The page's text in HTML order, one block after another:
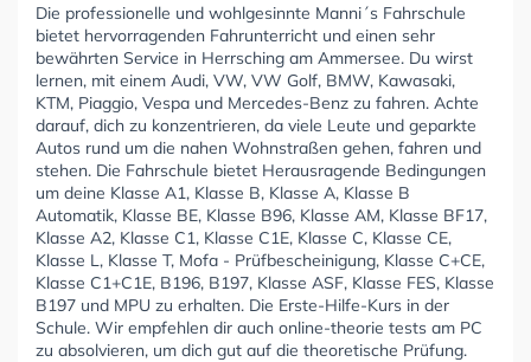
Die professionelle und wohlgesinnte Manni´s Fahrschule
bietet hervorragenden Fahrunterricht und einen sehr
bewährten Service in Herrsching am Ammersee. Du wirst
lernen, mit einem Audi, VW, VW Golf, BMW, Kawasaki,
KTM, Piaggio, Vespa und Mercedes-Benz zu fahren. Achte
darauf, dich zu konzentrieren, da viele Leute und geparkte
Autos rund um die nahen Wohnstraßen gehen, fahren und
stehen. Die Fahrschule bietet Herausragende Bedingungen
um deine Klasse A1, Klasse B, Klasse A, Klasse B
Automatik, Klasse BE, Klasse B96, Klasse AM, Klasse BF17,
Klasse A2, Klasse C1, Klasse C1E, Klasse C, Klasse CE,
Klasse L, Klasse T, Mofa - Prüfbescheinigung, Klasse C+CE,
Klasse C1+C1E, B196, B197, Klasse ASF, Klasse FES, Klasse
B197 und MPU zu erhalten. Die Erste-Hilfe-Kurs in der
Schule. Wir empfehlen dir auch online-theorie tests am PC
zu absolvieren, um dich gut auf die theoretische Prüfung.